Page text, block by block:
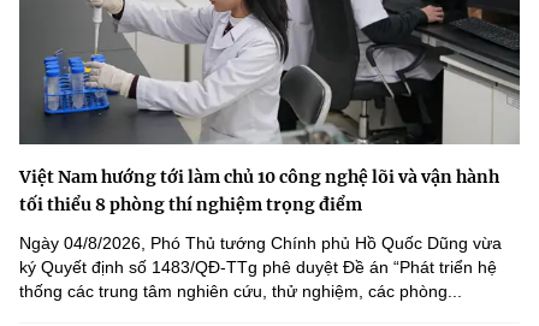
Việt Nam hướng tới làm chủ 10 công nghệ lõi và vận hành
tối thiểu 8 phòng thí nghiệm trọng điểm
Ngày 04/8/2026, Phó Thủ tướng Chính phủ Hồ Quốc Dũng vừa
ký Quyết định số 1483/QĐ-TTg phê duyệt Đề án “Phát triển hệ
thống các trung tâm nghiên cứu, thử nghiệm, các phòng...